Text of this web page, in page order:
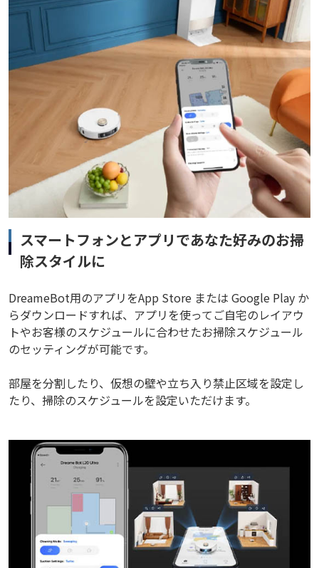
スマートフォンとアプリであなた好みのお掃
除スタイルに
DreameBot用のアプリをApp Store または Google Play か
らダウンロードすれば、アプリを使ってご自宅のレイアウ
トやお客様のスケジュールに合わせたお掃除スケジュール
のセッティングが可能です。
部屋を分割したり、仮想の壁や立ち入り禁止区域を設定し
たり、掃除のスケジュールを設定いただけます。